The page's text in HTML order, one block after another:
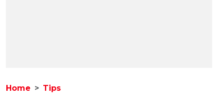
Home Tips